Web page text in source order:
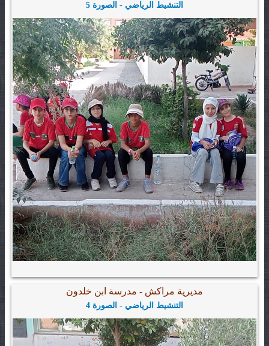
التنشيط الرياضي - الصورة 5
مديرية مراكش - مدرسة ابن خلدون
التنشيط الرياضي - الصورة 4